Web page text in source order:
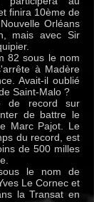
finira 10ème de
Orléans
mais avec Sir
82 sous le nom
à Madère
Avait-il oublié
Saint-Malo ?
de record sur
de battre le
Marc Pajot. Le
du record, est
de 500 milles
le nom de
Le Cornec et
la Transat en